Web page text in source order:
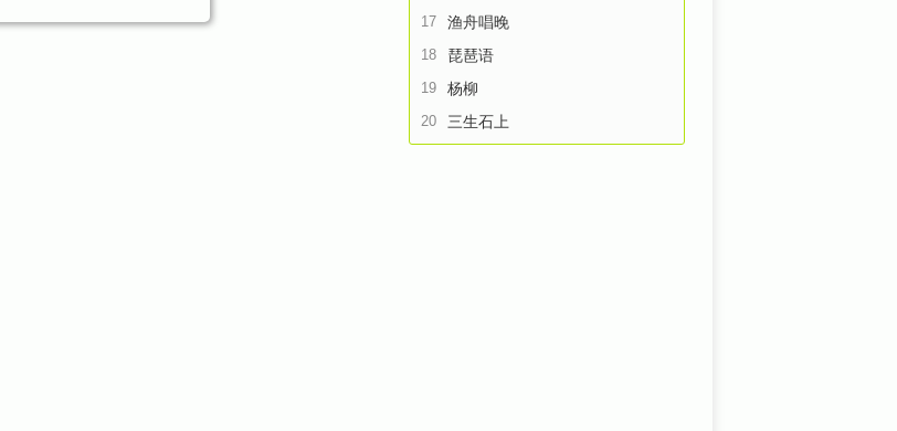
17 渔舟唱晚
18 琵琶语
19 杨柳
20 三生石上